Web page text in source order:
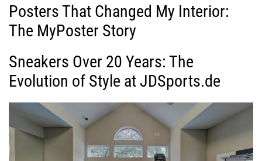
Posters That Changed My Interior:
The MyPoster Story
Sneakers Over 20 Years: The
Evolution of Style at JDSports.de